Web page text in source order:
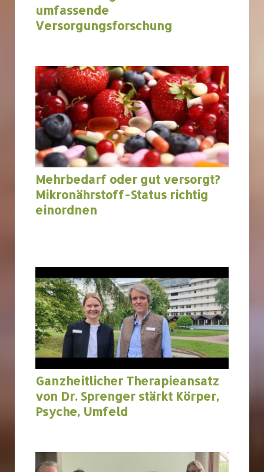
umfassende
Versorgungsforschung
Mehrbedarf oder gut versorgt?
Mikronährstoff-Status richtig
einordnen
Ganzheitlicher Therapieansatz
von Dr. Sprenger stärkt Körper,
Psyche, Umfeld